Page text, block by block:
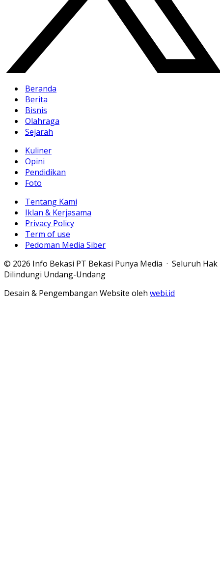
Beranda
Berita
Bisnis
Olahraga
Sejarah
Kuliner
Opini
Pendidikan
Foto
Tentang Kami
Iklan & Kerjasama
Privacy Policy
Term of use
Pedoman Media Siber
© 2026 Info Bekasi PT Bekasi Punya Media · Seluruh Hak
Dilindungi Undang-Undang
Desain & Pengembangan Website oleh webi.id